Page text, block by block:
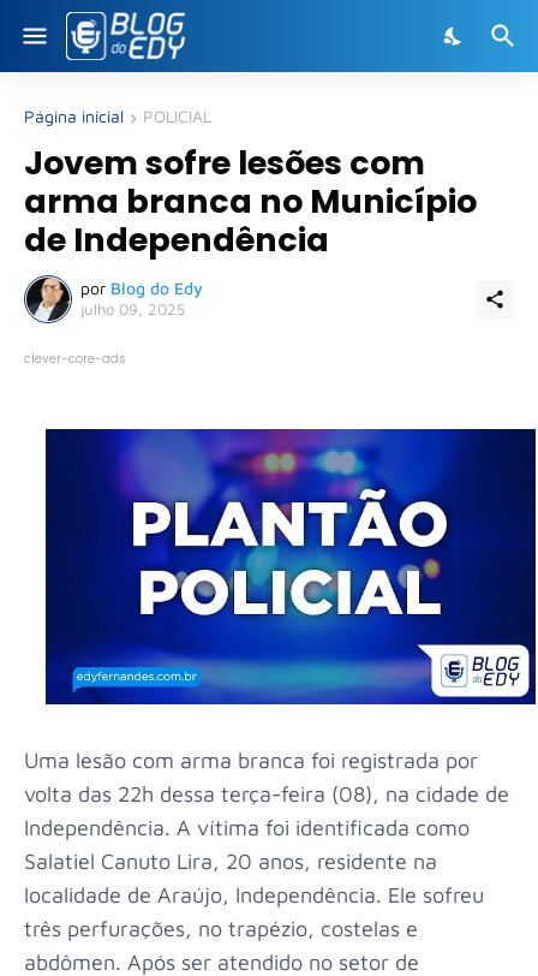
Página inicial POLICIAL
Jovem sofre lesões com
arma branca no Município
de Independência
por Blog do Edy
julho 09, 2025
clever-core-ads
Uma lesão com arma branca foi registrada por
volta das 22h dessa terça-feira (08), na cidade de
Independência. A vítima foi identificada como
Salatiel Canuto Lira, 20 anos, residente na
localidade de Araújo, Independência. Ele sofreu
três perfurações, no trapézio, costelas e
abdômen. Após ser atendido no setor de